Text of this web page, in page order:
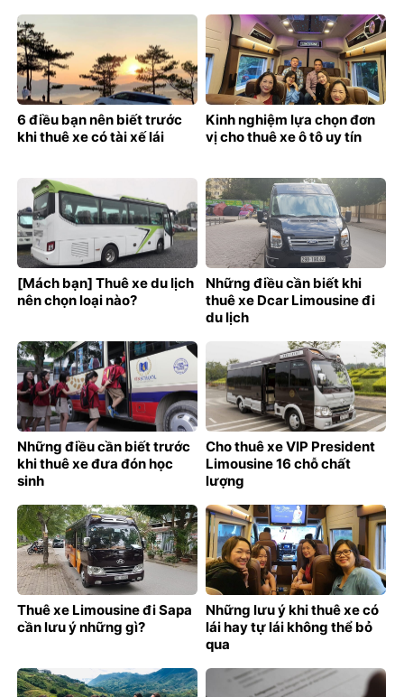
6 điều bạn nên biết trước
khi thuê xe có tài xế lái
Kinh nghiệm lựa chọn đơn
vị cho thuê xe ô tô uy tín
[Mách bạn] Thuê xe du lịch
nên chọn loại nào?
Những điều cần biết khi
thuê xe Dcar Limousine đi
du lịch
Những điều cần biết trước
khi thuê xe đưa đón học
sinh
Cho thuê xe VIP President
Limousine 16 chỗ chất
lượng
Thuê xe Limousine đi Sapa
cần lưu ý những gì?
Những lưu ý khi thuê xe có
lái hay tự lái không thể bỏ
qua